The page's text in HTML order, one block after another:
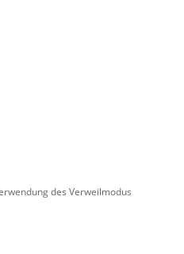
des Verweilmodus